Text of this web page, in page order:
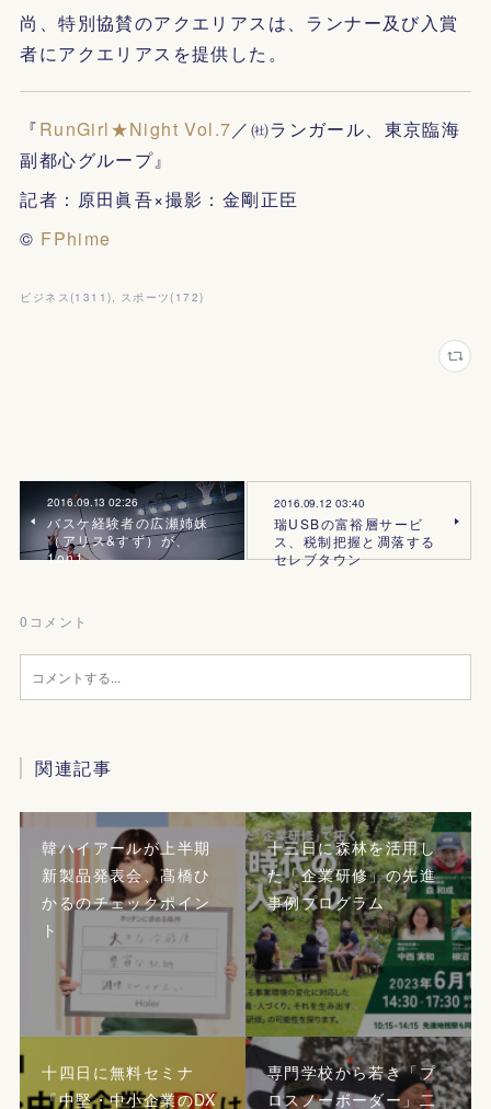
尚、特別協賛のアクエリアスは、ランナー及び入賞
者にアクエリアスを提供した。
『RunGirl★Night Vol.7／㈳ランガール、東京臨海
副都⼼グループ』
記者：原田眞吾×撮影：金剛正臣
© FPhime
ビジネス (1311 ) スポーツ ( 172)
2016.09.13 02:26
バスケ経験者の広瀬姉妹
（アリス&すず）が、
1on1
2016.09.12 03:40
瑞USBの富裕層サービ
ス、税制把握と凋落する
セレブタウン
0 コメント
関連記事
韓ハイアールが上半期
新製品発表会、髙橋ひ
かるのチェックポイン
ト
十三日に森林を活用し
た「企業研修」の先進
事例プログラム
十四日に無料セミナ
『中堅・中小企業のDX
専門学校から若き「プ
ロスノーボーダー」二